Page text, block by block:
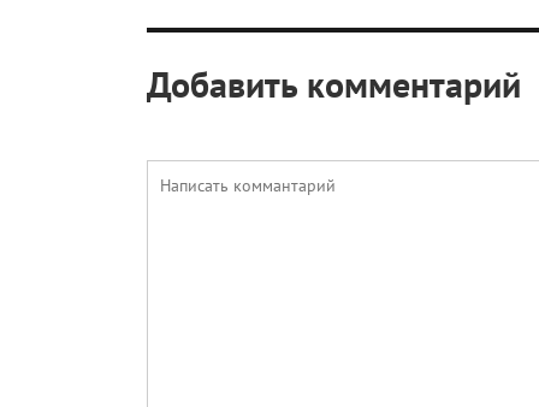
Добавить комментарий